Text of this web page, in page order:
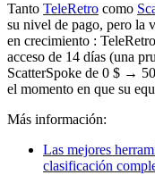
Tanto TeleRetro como
su nivel de pago, pero la
en crecimiento :
acceso de 14 días (una
ScatterSpoke de 0 $ →
el momento en que su
Más información:
Las mejores
clasificación